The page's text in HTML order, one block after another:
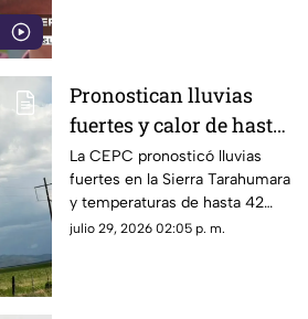
Pronostican lluvias
fuertes y calor de hasta
42 grados en
Chihuahua; aquí fechas
La CEPC pronosticó lluvias
fuertes en la Sierra Tarahumara
y temperaturas de hasta 42
grados centígrados en el norte
julio 29, 2026 02:05 p. m.